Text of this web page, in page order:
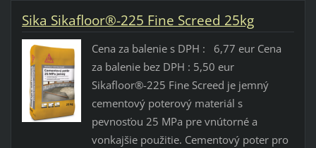
Sika Sikafloor®-225 Fine Screed 25kg
Cena za balenie s DPH : 6,77 eur Cena
za balenie bez DPH : 5,50 eur
Sikafloor®-225 Fine Screed je jemný
cementový poterový materiál s
pevnosťou 25 MPa pre vnútorné a
vonkajšie použitie. Cementový poter pro